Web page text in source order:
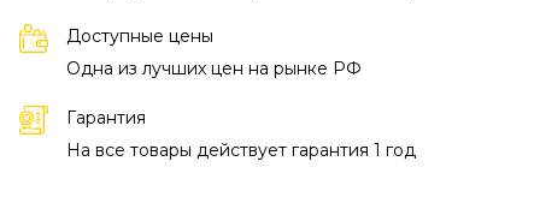
Доступные цены
Одна из лучших цен на рынке РФ
Гарантия
На все товары действует гарантия 1 год